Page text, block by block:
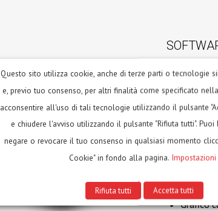
Tutte le
Touch
Grazie alle
funzioni
Calcolo
Grafico
Questo sito utilizza cookie, anche di terze parti o tecnologie
e, previo tuo consenso, per altri finalità come specificato nella
acconsentire all'uso di tali tecnologie utilizzando il pulsante
e chiudere l'avviso utilizzando il pulsante "Rifiuta tutti". Puoi
negare o revocare il tuo consenso in qualsiasi momento
Cookie" in fondo alla pagina. Impostazioni
Rifiuta tutti Accetta tutti